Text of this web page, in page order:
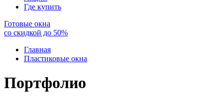
Где купить
Готовые окна
со скидкой до 50%
Главная
Пластиковые окна
Портфолио